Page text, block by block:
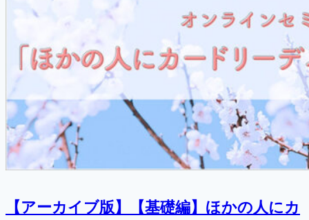
【アーカイブ版】【基礎編】ほかの人にカ